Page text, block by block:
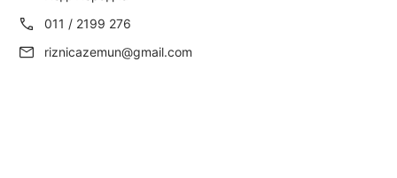
011 / 2199 276
riznicazemun@gmail.com